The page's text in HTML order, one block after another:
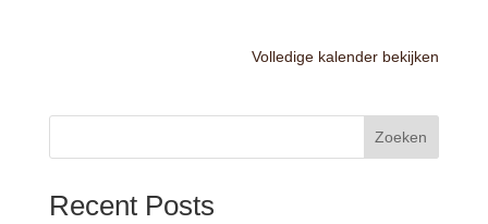
Volledige kalender bekijken
Zoeken
Recent Posts